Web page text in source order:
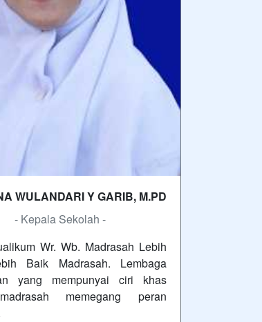
WULANDARI Y GARIB, M.PD
- Kepala Sekolah -
Wr. Wb. Madrasah Lebih
Baik Madrasah. Lembaga
yang mempunyai ciri khas
memegang peran